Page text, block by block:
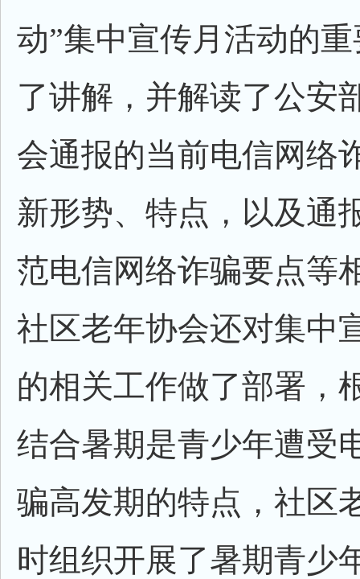
动”集中宣传月活动的
了讲解，并解读了公安
会通报的当前电信网络
新形势、特点，以及通
范电信网络诈骗要点等
社区老年协会还对集中
的相关工作做了部署，
结合暑期是青少年遭受
骗高发期的特点，社区
时组织开展了暑期青少